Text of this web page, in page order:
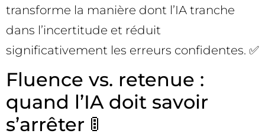
transforme la manière dont l’IA tranche
dans l’incertitude et réduit
significativement les erreurs confidentes. ✅
Fluence vs. retenue :
quand l’IA doit savoir
s’arrêter 🚦